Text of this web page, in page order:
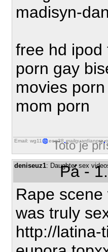
madisyn-
free hd ipod
porn gay
movies
mom porn
Email: wg11 eog38 mailguardianpro
Toto je
deniseuz1: Daughter sex
Pá -
Rape
was truly
http://latina-